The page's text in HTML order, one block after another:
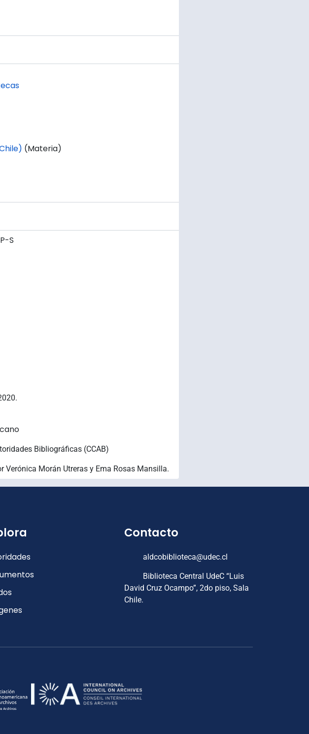
(Materia)
S
Bibliográficas (CCAB)
Verónica Morán Utreras y Ema Rosas Mansilla.
Contacto
aldcobiblioteca@udec.cl
Biblioteca Central UdeC “Luis
David Cruz Ocampo”, 2do piso, Sala
Chile.